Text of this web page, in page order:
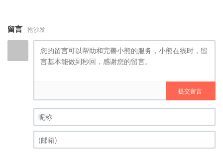
留言 抢沙发
提交留言
昵称 (必填)